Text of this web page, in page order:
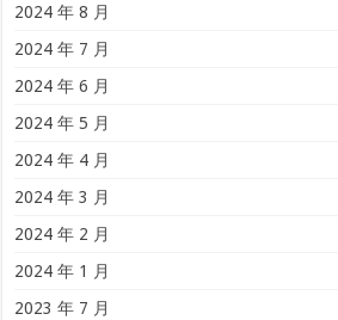
2024 年 8 月
2024 年 7 月
2024 年 6 月
2024 年 5 月
2024 年 4 月
2024 年 3 月
2024 年 2 月
2024 年 1 月
2023 年 7 月